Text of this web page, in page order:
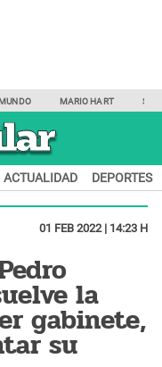
MUNDO MARIO HART
ACTUALIDAD DEPORTES
01 FEB 2022 | 14:23 H
la
gabinete,
su